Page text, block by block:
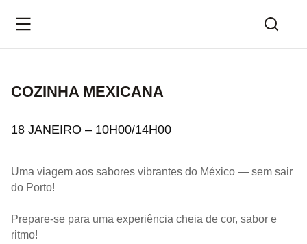
COZINHA MEXICANA
18 JANEIRO – 10H00/14H00
Uma viagem aos sabores vibrantes do México — sem sair
do Porto!
Prepare-se para uma experiência cheia de cor, sabor e
ritmo!